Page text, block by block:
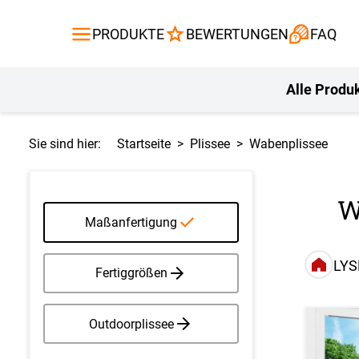
PRODUKTE BEWERTUNGEN FAQ
Alle
Gardinen
Sie sind hier: Startseite Plissee Wabenplissee
Maßanfertigung
Fertiggrößen
Outdoorplissee